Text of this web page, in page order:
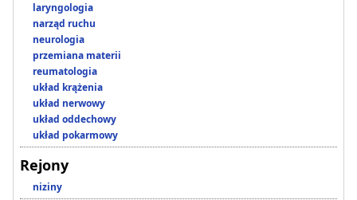
laryngologia
narząd ruchu
neurologia
przemiana materii
reumatologia
układ krążenia
układ nerwowy
układ oddechowy
układ pokarmowy
Rejony
niziny